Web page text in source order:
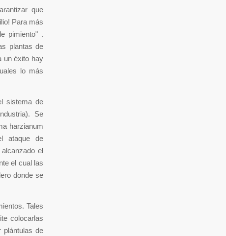
que
Para más
pimiento" .
plantas de
un éxito hay
lo más
sistema de
Se
harzianum
ataque de
el
el cual las
donde se
Tales
colocarlas
plántulas de